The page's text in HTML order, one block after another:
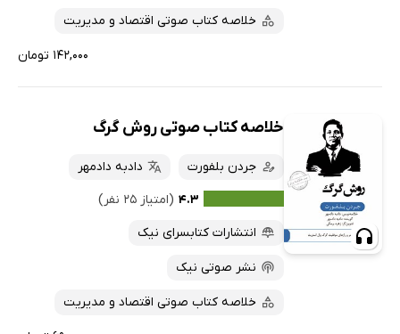
خلاصه کتاب صوتی اقتصاد و مدیریت
۱۴۲,۰۰۰ تومان
خلاصه کتاب صوتی روش گرگ
جردن بلفورت
دادبه دادمهر
۴.۳ (امتیاز ۲۵ نفر)
انتشارات کتابسرای نیک
نشر صوتی نیک
خلاصه کتاب صوتی اقتصاد و مدیریت